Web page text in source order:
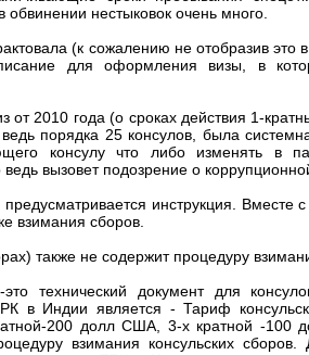
нестыковок очень много.
(к сожалению не отобразив это
для оформления визы, в
от 2010 года (о сроках действия 1-
порядка 25 консулов, была
консулу что либо изменять в
вызовет подозрение о
инструкция. Вместе
взимания сборов.
также не содержит процедуру
технический документ для
в Индии является - Тариф
200 долл США, 3-х кратной -100
взимания консульских сборов.